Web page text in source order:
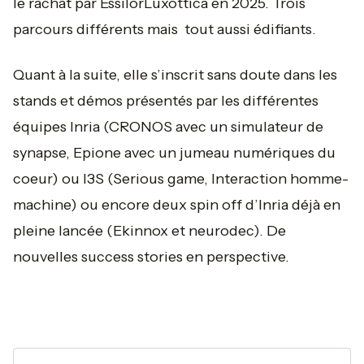
parcours différents mais tout aussi édifiants.
Quant à la suite, elle s’inscrit sans doute dans les
stands et démos présentés par les différentes
équipes Inria (CRONOS avec un simulateur de
synapse, Epione avec un jumeau numériques du
coeur) ou I3S (Serious game, Interaction homme-
machine) ou encore deux spin off d’Inria déjà en
pleine lancée (Ekinnox et neurodec). De
nouvelles success stories en perspective.